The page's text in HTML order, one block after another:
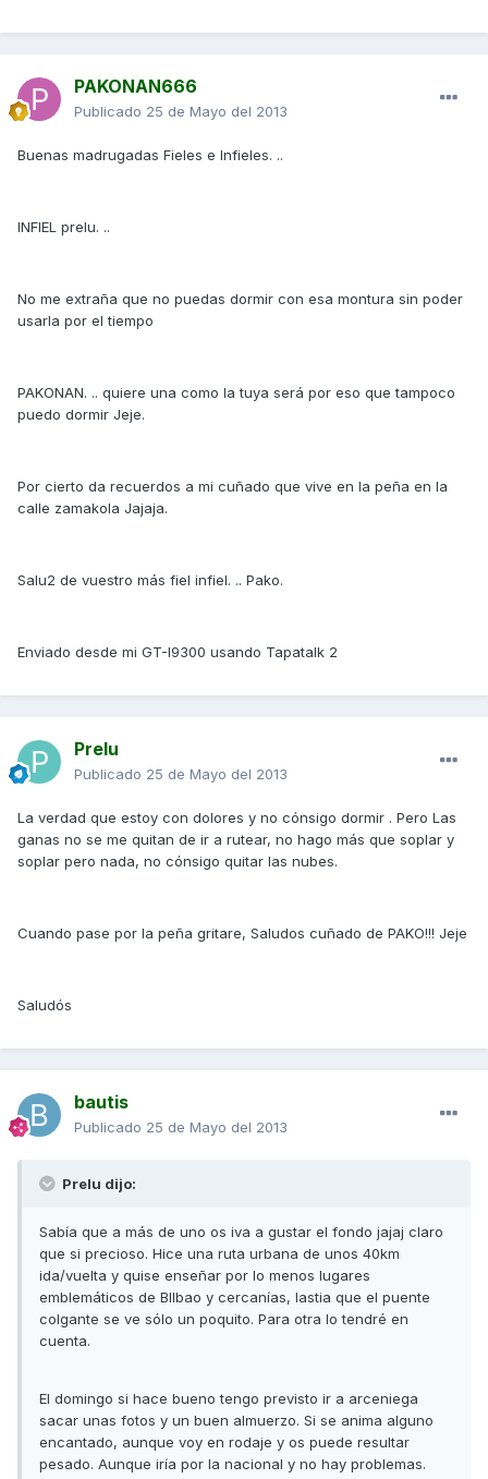
PAKONAN666
Publicado 25 de Mayo del 2013
Buenas madrugadas Fieles e Infieles. ..
INFIEL prelu. ..
No me extraña que no puedas dormir con esa montura sin poder
usarla por el tiempo
PAKONAN. .. quiere una como la tuya será por eso que tampoco
puedo dormir Jeje.
Por cierto da recuerdos a mi cuñado que vive en la peña en la
calle zamakola Jajaja.
Salu2 de vuestro más fiel infiel. .. Pako.
Enviado desde mi GT-I9300 usando Tapatalk 2
Prelu
Publicado 25 de Mayo del 2013
La verdad que estoy con dolores y no cónsigo dormir . Pero Las
ganas no se me quitan de ir a rutear, no hago más que soplar y
soplar pero nada, no cónsigo quitar las nubes.
Cuando pase por la peña gritare, Saludos cuñado de PAKO!!! Jeje
Saludós
bautis
Publicado 25 de Mayo del 2013
Prelu dijo:
Sabía que a más de uno os iva a gustar el fondo jajaj claro
que si precioso. Hice una ruta urbana de unos 40km
ida/vuelta y quise enseñar por lo menos lugares
emblemáticos de BIlbao y cercanías, lastia que el puente
colgante se ve sólo un poquito. Para otra lo tendré en
cuenta.
El domingo si hace bueno tengo previsto ir a arceniega
sacar unas fotos y un buen almuerzo. Si se anima alguno
encantado, aunque voy en rodaje y os puede resultar
pesado. Aunque iría por la nacional y no hay problemas.